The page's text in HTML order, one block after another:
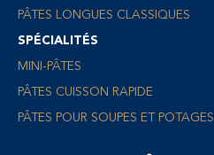
PÂTES LONGUES CLASSIQUES
SPÉCIALITÉS
MINI-PÂTES
PÂTES CUISSON RAPIDE
PÂTES POUR SOUPES ET POTAGES